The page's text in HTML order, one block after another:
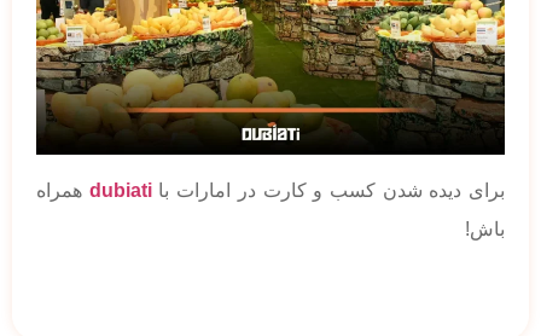
برای دیده شدن کسب و کارت در امارات باdubiati همراه
باش!